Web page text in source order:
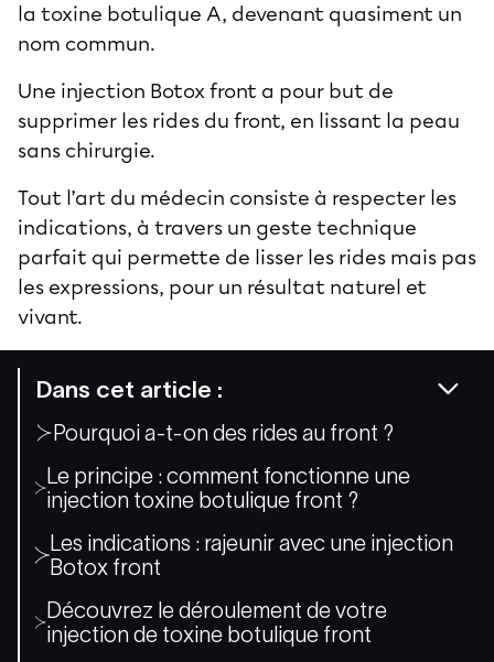
Dans cet article :
Pourquoi a-t-on des rides au front ?
Le principe : comment fonctionne une
injection toxine botulique front ?
Les indications : rajeunir avec une injection
Botox front
Découvrez le déroulement de votre
injection de toxine botulique front
la toxine botulique A, devenant quasiment un
nom commun.
Une injection Botox front a pour but de
supprimer les rides du front, en lissant la peau
sans chirurgie.
Tout l’art du médecin consiste à respecter les
indications, à travers un geste technique
parfait qui permette de lisser les rides mais pas
les expressions, pour un résultat naturel et
vivant.